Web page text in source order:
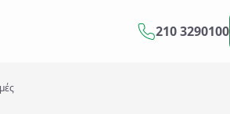
210 3290100